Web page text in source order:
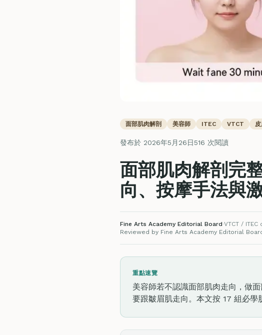
面部肌肉解剖 美容師 ITEC VTCT
發布於 2026年5月26日516 次閱讀
面部肌肉解剖完
向、按摩手法與
Fine Arts Academy Editorial Board·VTCT /
Reviewed by Fine Arts Academy Editorial
重點速覽
美容師若不認識面部肌肉走向，做
要跟皺眉肌走向。本文按 17 組必學